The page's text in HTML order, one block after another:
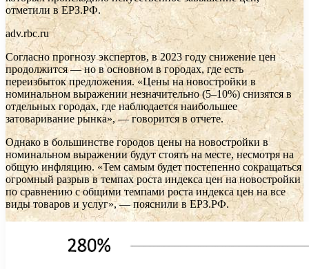
отметили в ЕРЗ.РФ.
adv.rbc.ru
Согласно прогнозу экспертов, в 2023 году снижение цен
продолжится — но в основном в городах, где есть
переизбыток предложения. «Цены на новостройки в
номинальном выражении незначительно (5–10%) снизятся в
отдельных городах, где наблюдается наибольшее
затоваривание рынка», — говорится в отчете.
Однако в большинстве городов цены на новостройки в
номинальном выражении будут стоять на месте, несмотря на
общую инфляцию. «Тем самым будет постепенно сокращаться
огромный разрыв в темпах роста индекса цен на новостройки
по сравнению с общими темпами роста индекса цен на все
виды товаров и услуг», — пояснили в ЕРЗ.РФ.